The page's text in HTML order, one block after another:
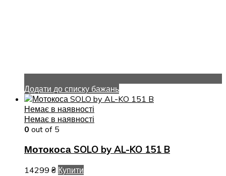
Додати до списку бажань
Немає в наявності
Немає в наявності
0 out of 5
Мотокоса SOLO by AL-KO 151 B
14299 ₴ Купити